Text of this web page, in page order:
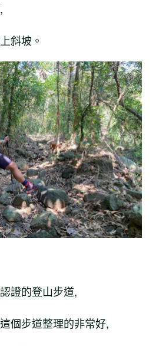
斜坡。
證的登山步道,
個步道整理的非常好,